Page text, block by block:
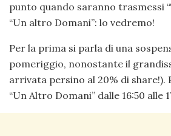
punto quando saranno trasmessi
“Un altro Domani”: lo vedremo!
Per la prima si parla di una
pomeriggio, nonostante il
arrivata persino al 20% di
“Un Altro Domani” dalle 16:50 alle